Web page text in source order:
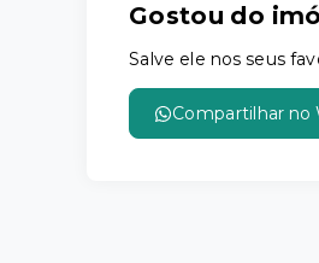
Gostou do
Salve ele nos seus
Compartilhar no